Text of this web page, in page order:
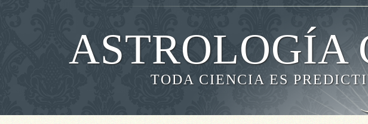
ASTROLOGÍA
TODA CIENCIA ES